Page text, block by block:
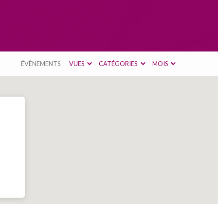
ÉVÈNEMENTS VUES CATÉGORIES MOIS